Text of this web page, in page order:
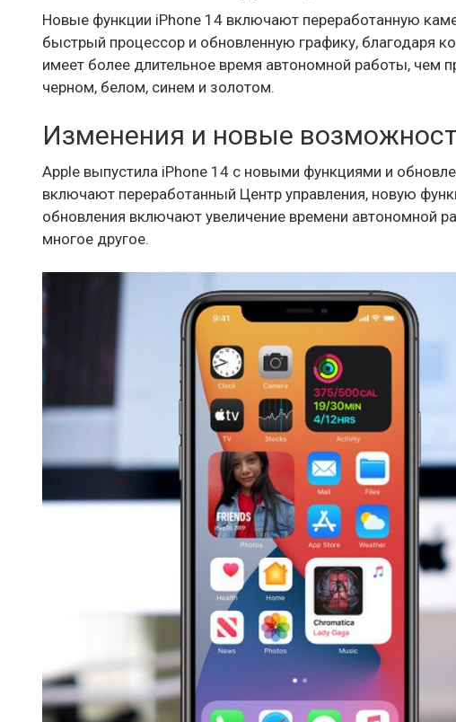
Новые функции iPhone 14 включают переработанную
быстрый процессор и обновленную графику, благодаря
имеет более длительное время автономной работы, чем
черном, белом, синем и золотом.
Изменения и новые
Apple выпустила iPhone 14 с новыми функциями и
включают переработанный Центр управления, новую
обновления включают увеличение времени автономной
многое другое.